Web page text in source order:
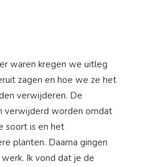
waren kregen we uitleg
zagen en hoe we ze het
verwijderen. De
verwijderd worden omdat
soort is en het
planten. Daarna gingen
Ik vond dat je de